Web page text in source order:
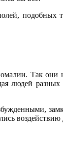
подобных
Так они
людей разных